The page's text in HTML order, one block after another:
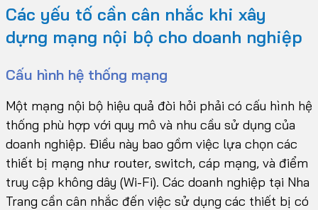
Các yếu tố cần cân nhắc khi xây
dựng mạng nội bộ cho doanh nghiệp
Cấu hình hệ thống mạng
Một mạng nội bộ hiệu quả đòi hỏi phải có cấu hình hệ
thống phù hợp với quy mô và nhu cầu sử dụng của
doanh nghiệp. Điều này bao gồm việc lựa chọn các
thiết bị mạng như router, switch, cáp mạng, và điểm
truy cập không dây (Wi-Fi). Các doanh nghiệp tại Nha
Trang cần cân nhắc đến việc sử dụng các thiết bị có